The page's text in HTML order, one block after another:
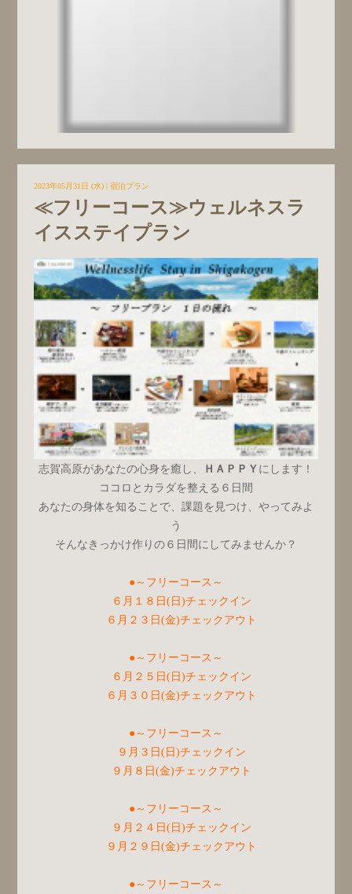
2023年05月31日 (水)| 宿泊プラン
≪フリーコース≫ウェルネスラ
イスステイプラン
志賀高原があなたの心身を癒し、 ＨＡＰＰＹにします！
ココロとカラダを整える６日間
あなたの身体を知ることで、課題を見つけ、やってみよ
う
そんなきっかけ作りの６日間にしてみませんか？
●～フリーコース～
６月１８日(日)チェックイン
６月２３日(金)チェックアウト
●～フリーコース～
６月２５日(日)チェックイン
６月３０日(金)チェックアウト
●～フリーコース～
９月３日(日)チェックイン
９月８日(金)チェックアウト
●～フリーコース～
９月２４日(日)チェックイン
９月２９日(金)チェックアウト
●～フリーコース～